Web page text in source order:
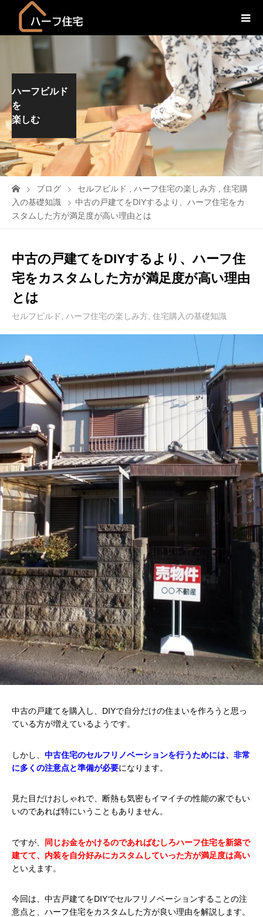
ハーフビルド
を
楽しむ
ブログ セルフビルド ハーフ住宅の楽しみ方
住宅購
入の基礎知識
中古の戸建てをDIYするより、ハーフ住宅をカ
スタムした方が満足度が高い理由とは
中古の戸建てをDIYするより、ハーフ住
宅をカスタムした方が満足度が高い理由
とは
セルフビルド ハーフ住宅の楽しみ方 住宅購入の基礎知識
中古の戸建てを購入し、DIYで自分だけの住まいを作ろうと思っ
ている方が増えているようです。
しかし、 中古住宅のセルフリノベーションを行うためには、非常
に多くの注意点と準備が必要になります。
見た目だけおしゃれで、断熱も気密もイマイチの性能の家でもい
いのであれば特にいうこともありません。
ですが、 同じお金をかけるのであればむしろハーフ住宅を新築で
建てて、内装を自分好みにカスタムしていった方が満足度は高い
といえます。
今回は、中古戸建てをDIYでセルフリノベーションすることの注
意点と、ハーフ住宅をカスタムした方が良い理由を解説します。